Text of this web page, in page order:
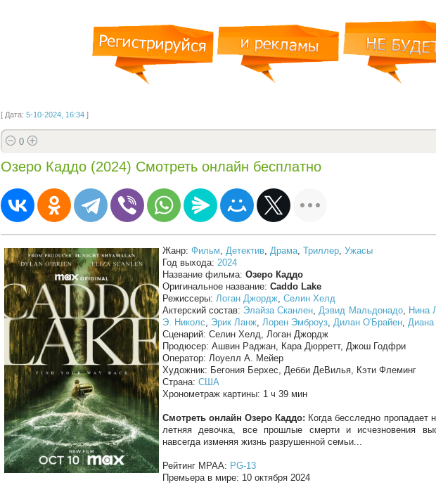
[ Дата: 5-10-2024, 16:34 ]
0
Озеро Каддо (2024) Смотреть онлайн бесплатно
Жанр: Фильм, Детектив, Драма, Триллер, Ужасы
Год выхода: 2024
Название фильма: Озеро Каддо
Оригинальное название: Caddo Lake
Режиссеры: Логан Джордж, Селин Хелд
Актерский состав: Элайза Сканлен,Дэвид Мальдонадо, Нина
Э. Николс, Эрик Ланж, Лорен Эмброуз, Дилан О'Брайен, Диана
Сценарий: Селин Хелд, Логан Джордж
Продюсер: Ашвин Раджан, Кара Дюрретт, Джош Годфри
Оператор: Лоуелл А. Мейер
Художник: Бегония Берхес, Дебби ДеВилья, Кэти Флеминг
Страна: США
Хронометраж картины: 1 ч 39 мин
Смотреть онлайн Озеро Каддо: Когда бесследно пропадает
летняя девочка, все прошлые смерти и исчезновения
навсегда изменяя жизнь разрушенной семьи...
Рейтинг MPAA: PG-13
Премьера в мире: 10 октября 2024